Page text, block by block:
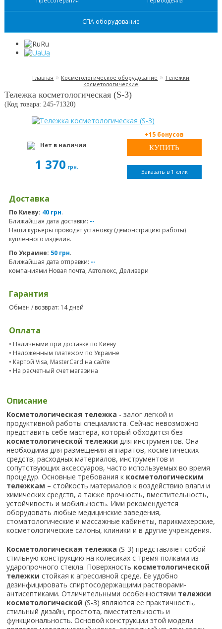
СПА оборудование
Ru
Ua
Главная » Косметологическое оборудование »Тележки
косметологические
Тележка косметологическая (S-3)
(Код товара: 245-71320)
Нет в наличии
1 370 грн.
+15 бонусов
Заказать в 1 клик
Доставка
По Киеву: 40 грн.
Ближайшая дата доставки: --
Наши курьеры проводят установку (демонстрацию работы)
купленного изделия.
По Украине: 50 грн.
Ближайшая дата отправки: --
компаниями Новая почта, Автолюкс, Деливери
Гарантия
Обмен / возврат: 14 дней
Оплата
• Наличными при доставке по Киеву
• Наложенным платежом по Украине
• Картой Visa, MasterCard на сайте
• На расчетный счет магазина
Описание
Косметологическая тележка - залог легкой и
продуктивной работы специалиста. Сейчас невозможно
представить себе мастера, который обходится без
косметологической тележки для инструментов. Она
необходима для размещения аппаратов, косметических
средств, расходных материалов, инструментов и
сопутствующих аксессуаров, часто используемых во время
процедур. Основные требования к косметологическим
тележкам – стойкость материалов к воздействию влаги и
химических средств, а также прочность, вместительность,
устойчивость и мобильность. Ими рекомендуется
оборудовать любые медицинские заведения,
стоматологические и массажные кабинеты, парикмахерские,
косметологические салоны, клиники и в другие учреждения.
Косметологическая тележка (S-3) представляет собой
стильную конструкцию на колесиках с тремя полками из
ударопрочного стекла. Поверхность косметологической
тележки стойкая к агрессивной среде. Ее удобно
дезинфицировать спиртосодержащими растворами-
антисептиками. Отличительными особенностями тележки
косметологической (S-3) являются ее практичность,
стильный дизайн, простота, вместительность и
функциональность. Основой конструкции этой модели